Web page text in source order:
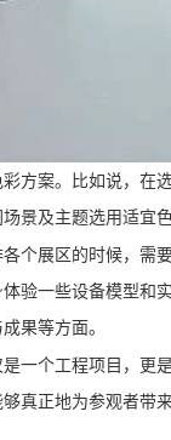
方案。比如说，
景及主题选用适宜
个展区的时候，
验一些设备模型
果等方面。
一个工程项目，
真正地为参观者带